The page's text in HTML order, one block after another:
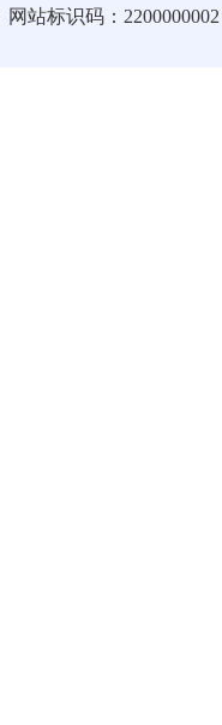
网站标识码：2200000002